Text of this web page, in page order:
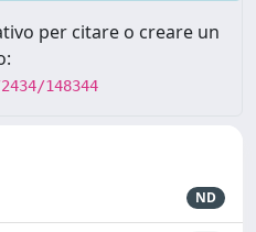
per citare o creare un
148344
ND